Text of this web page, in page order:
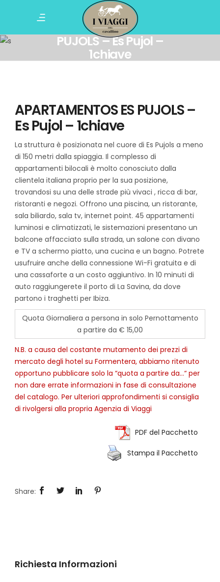
APARTAMENTOS ES
PUJOLS – Es Pujol –
1chiave
APARTAMENTOS ES PUJOLS –
Es Pujol – 1chiave
La struttura è posizionata nel cuore di Es Pujols a meno
di 150 metri dalla spiaggia. Il complesso di
appartamenti bilocali è molto conosciuto dalla
clientela italiana proprio per la sua posizione,
trovandosi su una delle strade più vivaci , ricca di bar,
ristoranti e negozi. Offrono una piscina, un ristorante,
sala biliardo, sala tv, internet point. 45 appartamenti
luminosi e climatizzati, le sistemazioni presentano un
balcone affacciato sulla strada, un salone con divano
e TV a schermo piatto, una cucina e un bagno. Potrete
usufruire anche della connessione Wi-Fi gratuita e di
una cassaforte a un costo aggiuntivo. In 10 minuti di
auto raggiungerete il porto di La Savina, da dove
partono i traghetti per Ibiza.
Quota Giornaliera a persona in solo Pernottamento
a partire da € 15,00
N.B. a causa del costante mutamento dei prezzi di
mercato degli hotel su Formentera, abbiamo ritenuto
opportuno pubblicare solo la “quota a partire da…“ per
non dare errate informazioni in fase di consultazione
del catalogo. Per ulteriori approfondimenti si consiglia
di rivolgersi alla propria Agenzia di Viaggi
PDF del Pacchetto
Stampa il Pacchetto
Richiesta Informazioni